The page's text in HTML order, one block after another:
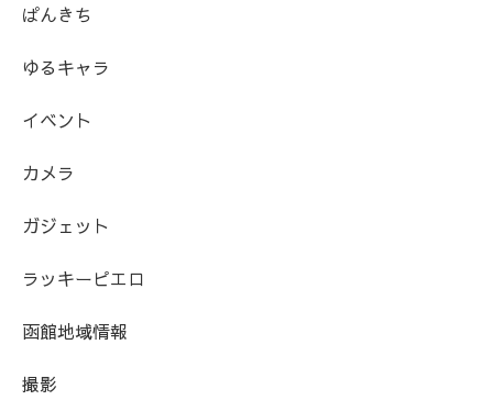
ぱんきち
ゆるキャラ
イベント
カメラ
ガジェット
ラッキーピエロ
函館地域情報
撮影